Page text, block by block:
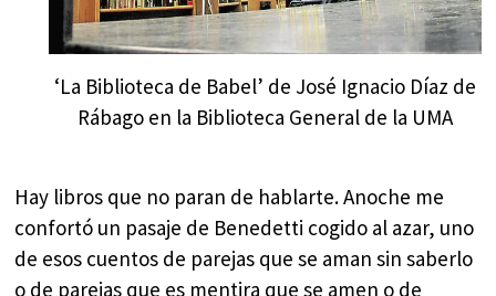
‘La Biblioteca de Babel’ de José Ignacio Díaz de
Rábago en la Biblioteca General de la UMA
Hay libros que no paran de hablarte. Anoche me
confortó un pasaje de Benedetti cogido al azar, uno
de esos cuentos de parejas que se aman sin saberlo
o de parejas que es mentira que se amen o de